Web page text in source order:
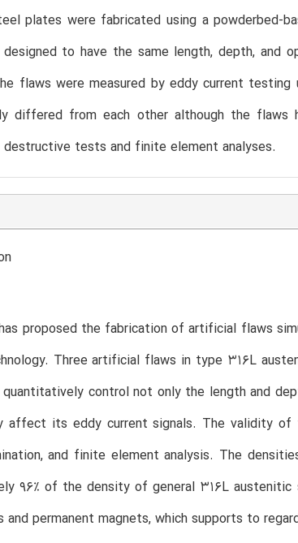
plates were fabricated using a powderbed-
to have the same length, depth, and
flaws were measured by eddy current
differed from each other although the
destructive tests and finite element analyses.
proposed the fabrication of artificial flaws
Three artificial flaws in type 316L
control not only the length and
affect its eddy current signals. The validity of
and finite element analysis. The
96% of the density of general 316L
and permanent magnets, which supports to